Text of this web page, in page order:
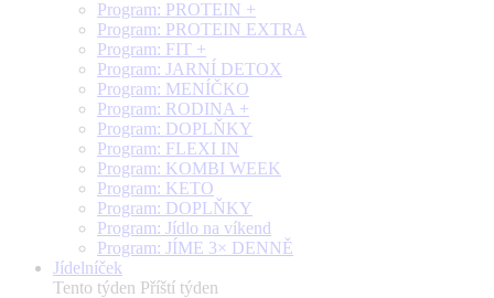
Program: PROTEIN +
Program: PROTEIN EXTRA
Program: FIT +
Program: JARNÍ DETOX
Program: MENÍČKO
Program: RODINA +
Program: DOPLŇKY
Program: FLEXI IN
Program: KOMBI WEEK
Program: KETO
Program: DOPLŇKY
Program: Jídlo na víkend
Program: JÍME 3× DENNĚ
Jídelníček
Tento týden Příští týden